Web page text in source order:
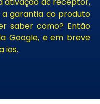
garantia do produto
saber como? Então
Google, e em breve
ios.